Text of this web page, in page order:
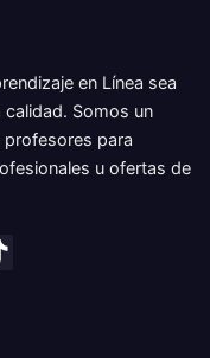
en Línea sea
Somos un
para
u ofertas de